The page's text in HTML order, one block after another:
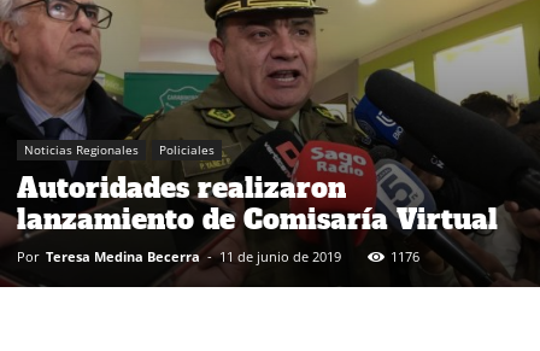
Noticias Regionales Policiales
Autoridades realizaron
lanzamiento de Comisaría Virtual
Por Teresa Medina Becerra - 11 de junio de 2019 1176